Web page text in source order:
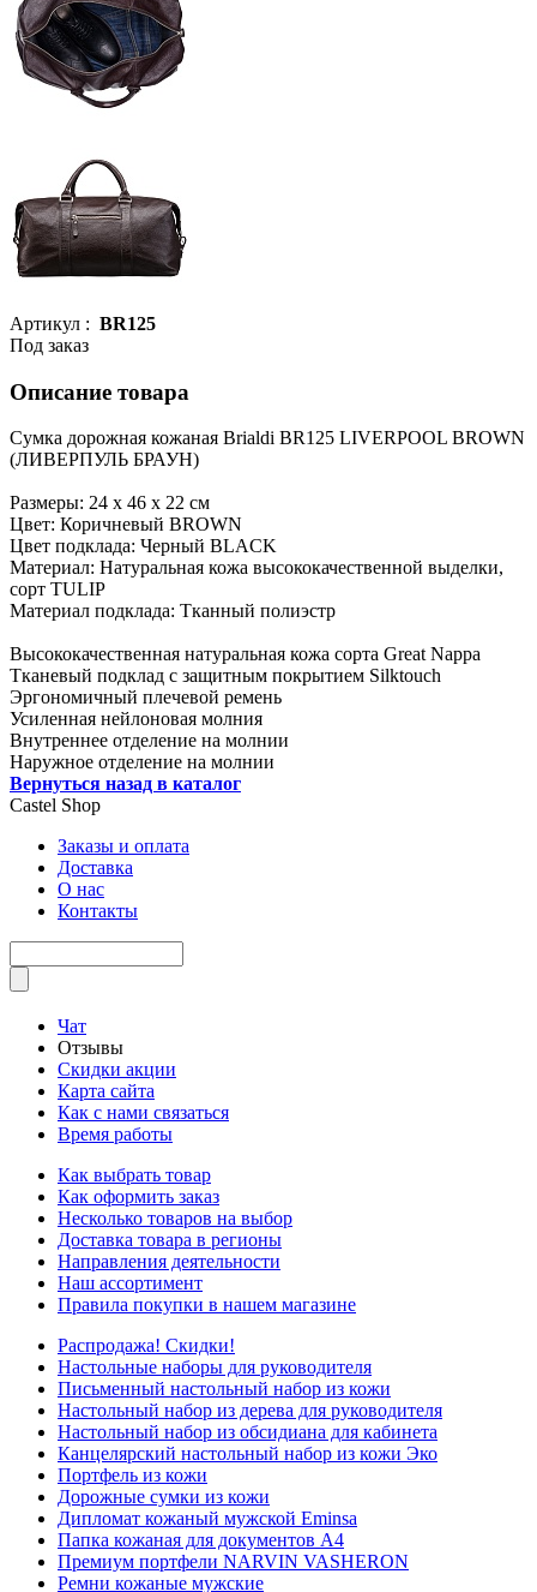
Артикул : BR125
Под заказ
Описание товара
Сумка дорожная кожаная Brialdi BR125 LIVERPOOL BROWN
(ЛИВЕРПУЛЬ БРАУН)
Размеры: 24 х 46 х 22 см
Цвет: Коричневый BROWN
Цвет подклада: Черный BLACK
Материал: Натуральная кожа высококачественной выделки,
сорт TULIP
Материал подклада: Тканный полиэстр
Высококачественная натуральная кожа сорта Great Nappa
Тканевый подклад с защитным покрытием Silktouch
Эргономичный плечевой ремень
Усиленная нейлоновая молния
Внутреннее отделение на молнии
Наружное отделение на молнии
Вернуться назад в каталог
Castel Shop
Заказы и оплата
Доставка
О нас
Контакты
Чат
Отзывы
Скидки акции
Карта сайта
Как с нами связаться
Время работы
Как выбрать товар
Как оформить заказ
Несколько товаров на выбор
Доставка товара в регионы
Направления деятельности
Наш ассортимент
Правила покупки в нашем магазине
Распродажа! Скидки!
Настольные наборы для руководителя
Письменный настольный набор из кожи
Настольный набор из дерева для руководителя
Настольный набор из обсидиана для кабинета
Канцелярский настольный набор из кожи Эко
Портфель из кожи
Дорожные сумки из кожи
Дипломат кожаный мужской Eminsa
Папка кожаная для документов А4
Премиум портфели NARVIN VASHERON
Ремни кожаные мужские